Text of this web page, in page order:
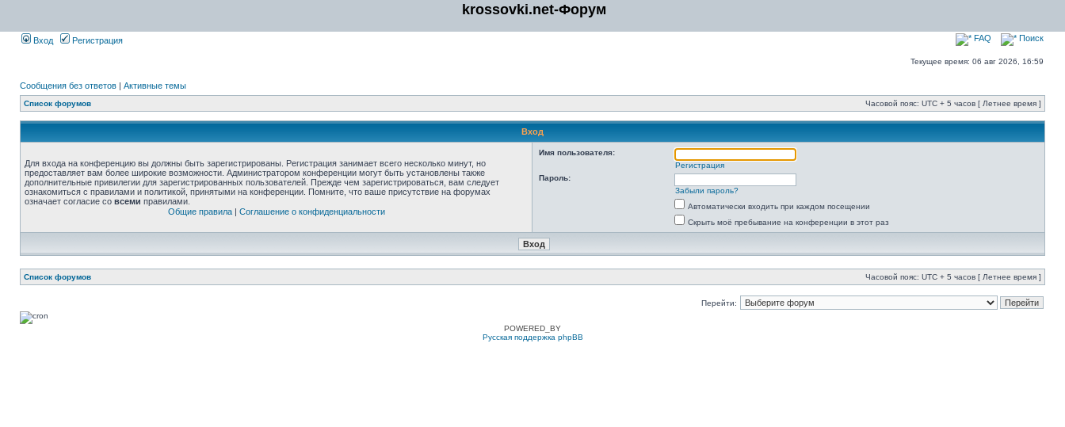
krossovki.net-Форум
Вход Регистрация FAQ Поиск
Текущее время: 06 авг 2026, 16:59
Сообщения без ответов | Активные темы
Список форумов Часовой пояс: UTC + 5 часов [ Летнее время ]
Вход
Для входа на конференцию вы должны быть зарегистрированы. Регистрация занимает всего несколько минут, но
предоставляет вам более широкие возможности. Администратором конференции могут быть установлены также
дополнительные привилегии для зарегистрированных пользователей. Прежде чем зарегистрироваться, вам следует
ознакомиться с правилами и политикой, принятыми на конференции. Помните, что ваше присутствие на форумах
означает согласие со всеми правилами.
Общие правила| Соглашение о конфиденциальности
Имя пользователя:
Регистрация
Пароль:
Забыли пароль?
Автоматически входить при каждом посещении
Скрыть моё пребывание на конференции в этот раз
Список форумов Часовой пояс: UTC + 5 часов [ Летнее время ]
Перейти:
POWERED_BY
Русская поддержка phpBB